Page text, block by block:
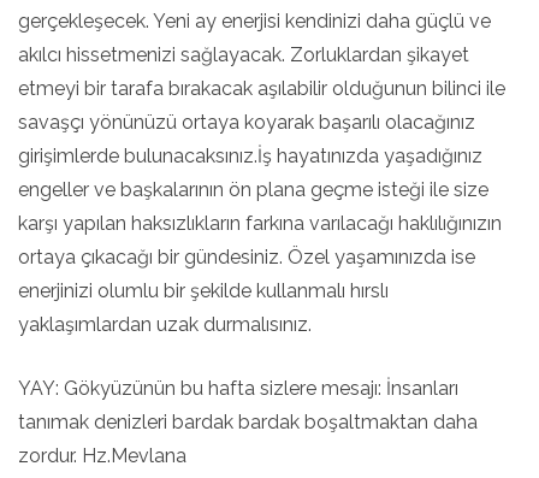
gerçekleşecek. Yeni ay enerjisi kendinizi daha güçlü ve
akılcı hissetmenizi sağlayacak. Zorluklardan şikayet
etmeyi bir tarafa bırakacak aşılabilir olduğunun bilinci ile
savaşçı yönünüzü ortaya koyarak başarılı olacağınız
girişimlerde bulunacaksınız.İş hayatınızda yaşadığınız
engeller ve başkalarının ön plana geçme isteği ile size
karşı yapılan haksızlıkların farkına varılacağı haklılığınızın
ortaya çıkacağı bir gündesiniz. Özel yaşamınızda ise
enerjinizi olumlu bir şekilde kullanmalı hırslı
yaklaşımlardan uzak durmalısınız.
YAY: Gökyüzünün bu hafta sizlere mesajı: İnsanları
tanımak denizleri bardak bardak boşaltmaktan daha
zordur. Hz.Mevlana